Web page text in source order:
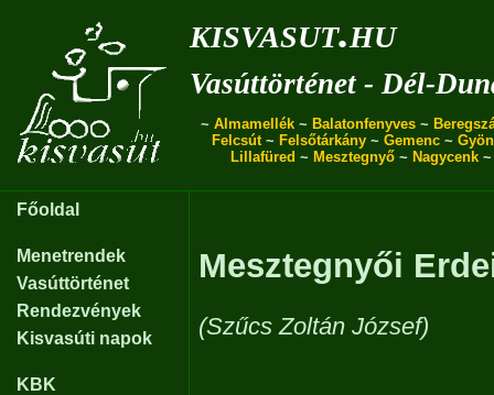
kisvasut.hu
Vasúttörténet - Dél-
~ Almamellék ~ Balatonfenyves ~
Felcsút~ Felsőtárkány ~ Gemenc ~
Lillafüred ~ Mesztegnyő~ Nagycenk
Főoldal
Menetrendek
Vasúttörténet
Rendezvények
Kisvasúti napok
KBK
Mesztegnyői
(Szűcs Zoltán József)